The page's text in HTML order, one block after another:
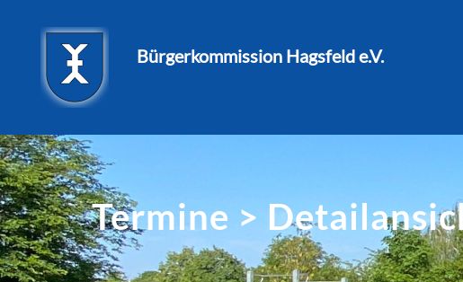
Bürgerkommission Hagsfeld e.V.
Termine >